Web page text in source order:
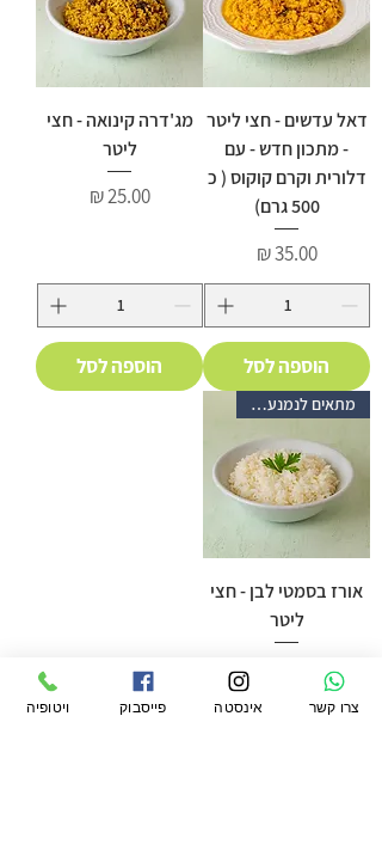
דאל עדשים - חצי ליטר
- מתכון חדש - עם
דלורית וקרם קוקוס ( כ
500 גרם)
מחיר‏35.00 ‏₪
הוספה לסל
מג'דרה קינואה - חצי
ליטר
מחיר‏25.00 ‏₪
הוספה לסל
מתאים לנמנעים מגלוטן
אורז בסמטי לבן - חצי
ליטר
ויטופיה פייסבוק אינסטה צרו קשר